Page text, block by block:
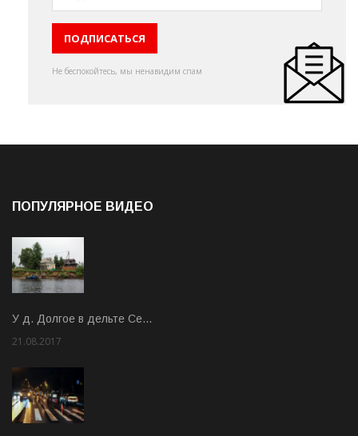
Не беспокойтесь, мы ненавидим спам
ПОПУЛЯРНОЕ ВИДЕО
У д. Долгое в дельте Се…
21.08.2017